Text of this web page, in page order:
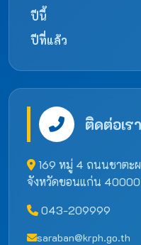
ปีนี้
ปีที่แล้ว
ติดต่อเรา
169 หมู่ 4 ถนนชาตะผ
จังหวัดขอนแก่น 40000
043-209999
saraban@krph.go.th